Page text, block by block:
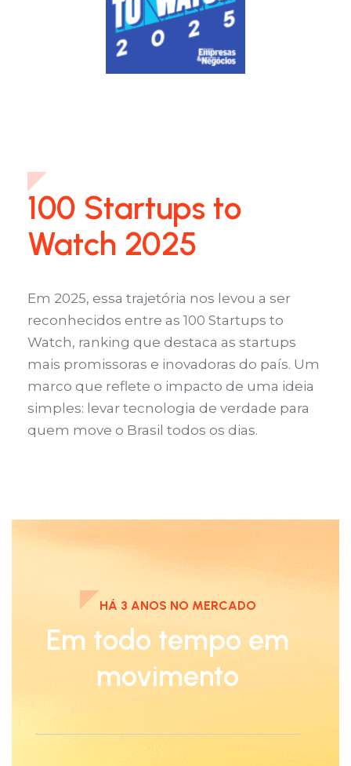
100 Startups to
Watch 2025
Em 2025, essa trajetória nos levou a ser
reconhecidos entre as 100 Startups to
Watch, ranking que destaca as startups
mais promissoras e inovadoras do país. Um
marco que reflete o impacto de uma ideia
simples: levar tecnologia de verdade para
quem move o Brasil todos os dias.
HÁ 3 ANOS NO MERCADO
Em todo tempo em
movimento